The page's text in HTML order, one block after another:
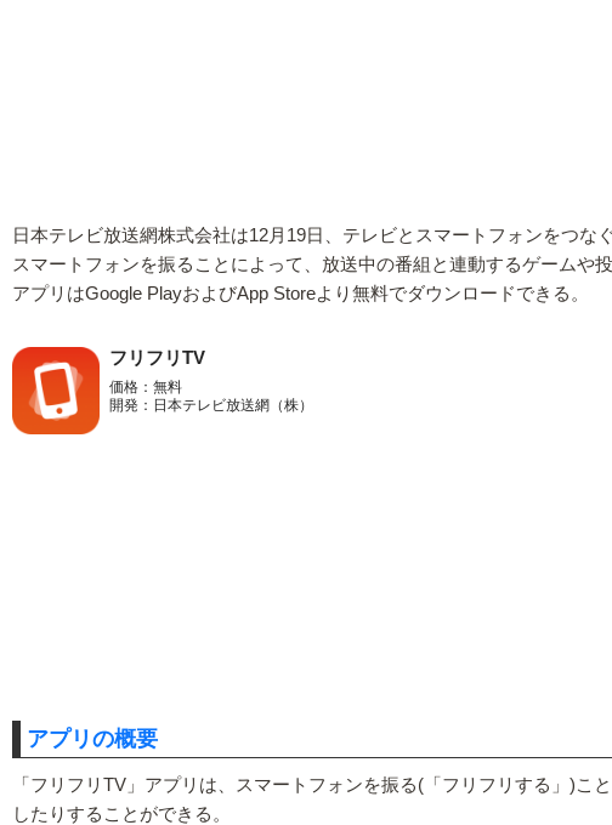
日本テレビ放送網株式会社は12月19日、テレビとスマートフォンをつ
スマートフォンを振ることによって、放送中の番組と連動するゲームや
アプリはGoogle PlayおよびApp Storeより無料でダウンロードできる。
フリフリTV
価格：無料
開発：日本テレビ放送網（株）
アプリの概要
「フリフリTV」アプリは、スマートフォンを振る(「フリフリする」)
したりすることができる。